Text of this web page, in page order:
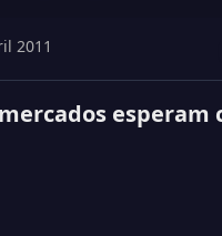
2011
esperam